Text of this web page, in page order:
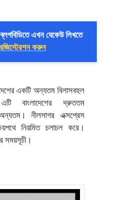
এখন যেকেউ লিখতে
করুন
একটি অন্যতম বিলাসবহুল
বাংলাদেশের দ্রুততম
নীলসাগর এক্সপ্রেস
নিয়মিত চলাচল করে।
সময়সূচী।